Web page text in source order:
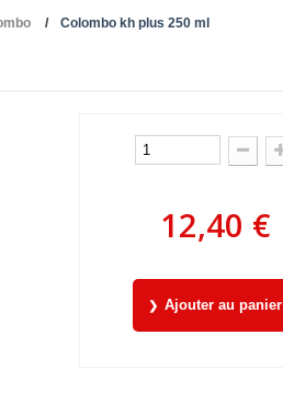
Colombo kh plus 250 ml
12,40 €
Ajouter au panier